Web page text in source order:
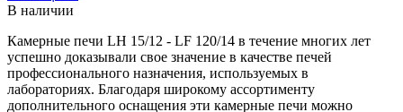
В наличии
Камерные печи LH 15/12 - LF 120/14 в течение многих лет
успешно доказывали свое значение в качестве печей
профессионального назначения, используемых в
лабораториях. Благодаря широкому ассортименту
дополнительного оснащения эти камерные печи можно